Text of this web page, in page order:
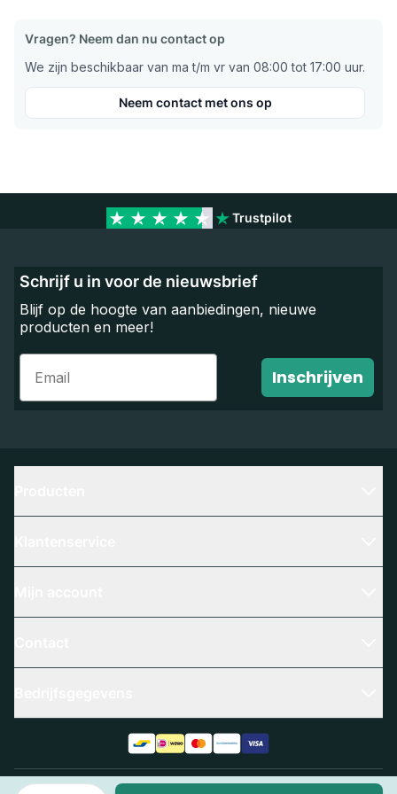
Aantal
Vragen? Neem dan nu contact op
We zijn beschikbaar van ma t/m vr van 08:00 tot 17:00 uur.
Neem contact met ons op
Trustpilot
Schrijf u in voor de nieuwsbrief
Blijf op de hoogte van aanbiedingen, nieuwe
producten en meer!
Email
Inschrijven
Algemene voorwaarden